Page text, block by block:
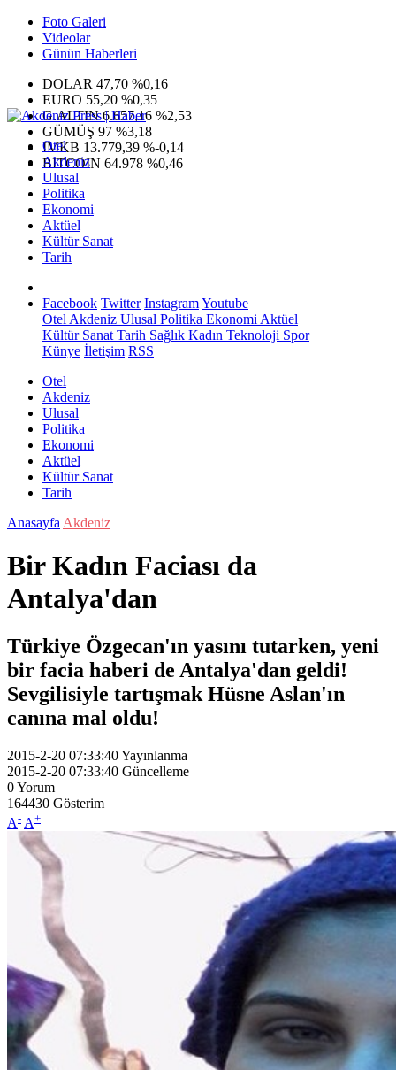
Foto Galeri
Videolar
Günün Haberleri
DOLAR 47,70 %0,16
EURO 55,20 %0,35
G.ALTIN6.657,16 %2,53
GÜMÜŞ 97 %3,18
IMKB 13.779,39 %-0,14
BITCOIN 64.978 %0,46
Otel
Akdeniz
Ulusal
Politika
Ekonomi
Aktüel
Kültür Sanat
Tarih
Facebook Twitter InstagramYoutube
Otel Akdeniz Ulusal Politika Ekonomi Aktüel
Kültür Sanat Tarih Sağlık Kadın Teknoloji Spor
Künye İletişim RSS
Otel
Akdeniz
Ulusal
Politika
Ekonomi
Aktüel
Kültür Sanat
Tarih
Anasayfa Akdeniz
Bir Kadın Faciası da
Antalya'dan
Türkiye Özgecan'ın yasını tutarken, yeni
bir facia haberi de Antalya'dan geldi!
Sevgilisiyle tartışmak Hüsne Aslan'ın
canına mal oldu!
2015-2-20 07:33:40Yayınlanma
2015-2-20 07:33:40 Güncelleme
0Yorum
164430 Gösterim
A- A+